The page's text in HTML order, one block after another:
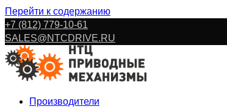
Перейти к содержанию
+7 (812) 779-10-61
SALES@NTCDRIVE.RU
Производители